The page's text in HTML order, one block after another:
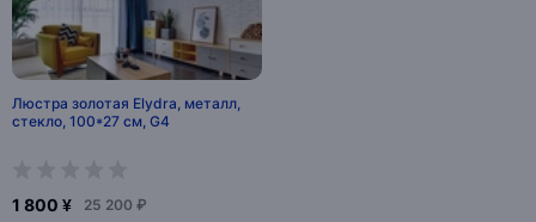
Люстра золотая Elydra, металл,
стекло, 100*27 см, G4
1 800 ¥ 25 200 ₽